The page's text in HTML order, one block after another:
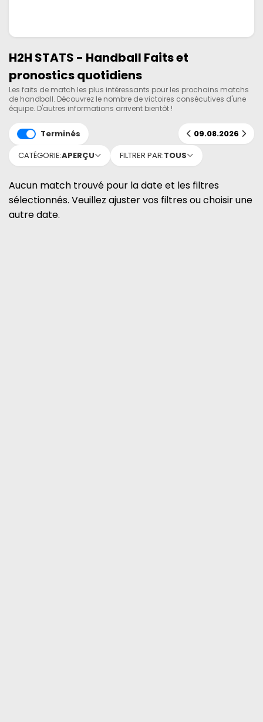
H2H STATS - Handball Faits et
pronostics quotidiens
Les faits de match les plus intéressants pour les prochains matchs
de handball. Découvrez le nombre de victoires consécutives d'une
équipe. D'autres informations arrivent bientôt !
Terminés
09.08.2026
CATÉGORIE:APERÇU FILTRER PAR:TOUS
Aucun match trouvé pour la date et les filtres
sélectionnés. Veuillez ajuster vos filtres ou choisir une
autre date.